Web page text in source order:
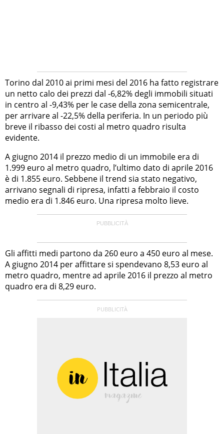
Torino dal 2010 ai primi mesi del 2016 ha fatto registrare
un netto calo dei prezzi dal -6,82% degli immobili situati
in centro al -9,43% per le case della zona semicentrale,
per arrivare al -22,5% della periferia. In un periodo più
breve il ribasso dei costi al metro quadro risulta
evidente.
A giugno 2014 il prezzo medio di un immobile era di
1.999 euro al metro quadro, l’ultimo dato di aprile 2016
è di 1.855 euro. Sebbene il trend sia stato negativo,
arrivano segnali di ripresa, infatti a febbraio il costo
medio era di 1.846 euro. Una ripresa molto lieve.
Gli affitti medi partono da 260 euro a 450 euro al mese.
A giugno 2014 per affittare si spendevano 8,53 euro al
metro quadro, mentre ad aprile 2016 il prezzo al metro
quadro era di 8,29 euro.